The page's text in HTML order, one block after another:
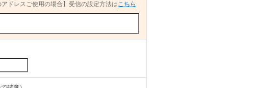
ドレスご使用の場合】受信の設定方法はこちら